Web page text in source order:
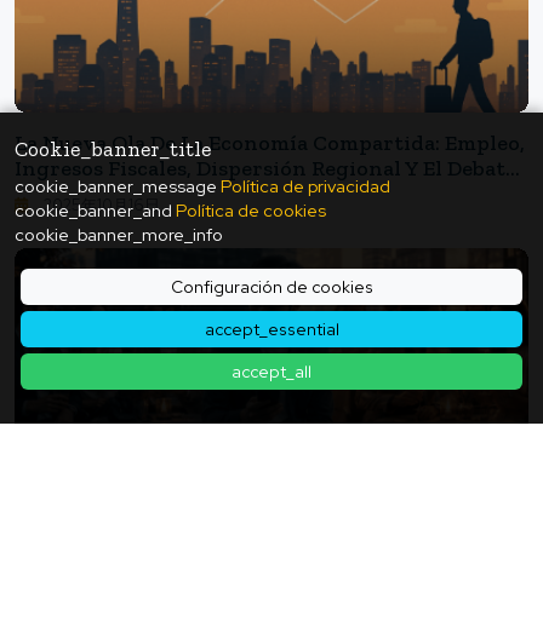
Cookie_banner_title
cookie_banner_message Política de privacidad
cookie_banner_and Política de cookies
cookie_banner_more_info
Configuración de cookies
accept_essential
accept_all
La Nueva Ola De La Economía Compartida: Empleo,
Ingresos Fiscales, Dispersión Regional Y El Debate
Sobre La Regulación
2025年10月16日